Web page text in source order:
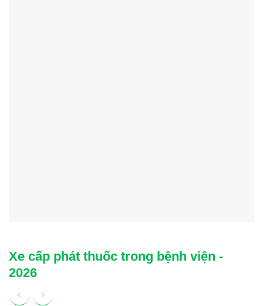
Xe cấp phát thuốc trong bệnh viện -
2026